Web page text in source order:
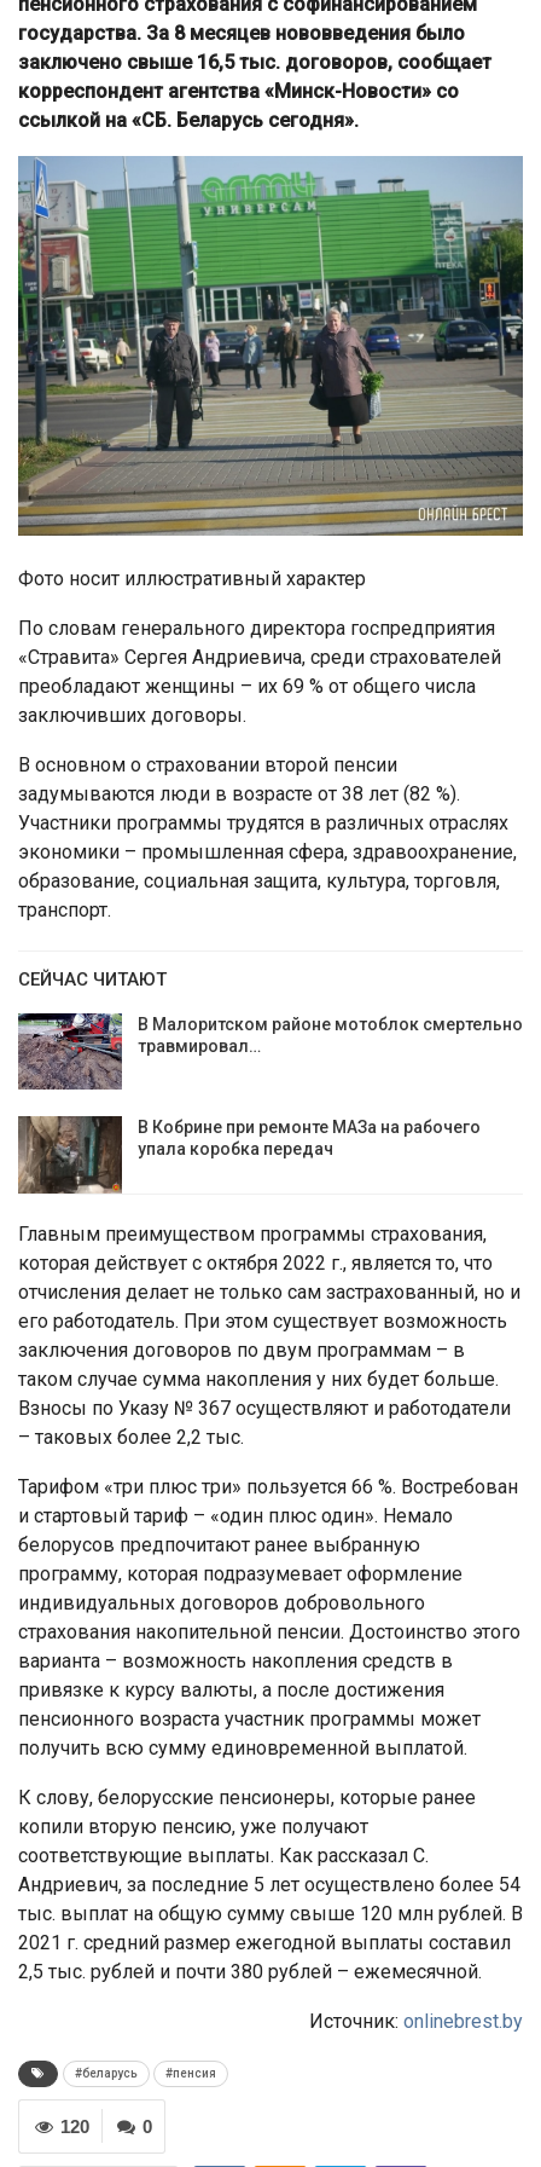
государства. За 8 месяцев нововведения было
заключено свыше 16,5 тыс. договоров, сообщает
корреспондент агентства «Минск-Новости» со
ссылкой на «СБ. Беларусь сегодня».
Фото носит иллюстративный характер
По словам генерального директора госпредприятия
«Стравита» Сергея Андриевича, среди страхователей
преобладают женщины – их 69 % от общего числа
заключивших договоры.
В основном о страховании второй пенсии
задумываются люди в возрасте от 38 лет (82 %).
Участники программы трудятся в различных отраслях
экономики – промышленная сфера, здравоохранение,
образование, социальная защита, культура, торговля,
транспорт.
СЕЙЧАС ЧИТАЮТ
В Малоритском районе мотоблок смертельно
травмировал…
В Кобрине при ремонте МАЗа на рабочего
упала коробка передач
Главным преимуществом программы страхования,
которая действует с октября 2022 г., является то, что
отчисления делает не только сам застрахованный, но и
его работодатель. При этом существует возможность
заключения договоров по двум программам – в
таком случае сумма накопления у них будет больше.
Взносы по Указу № 367 осуществляют и работодатели
– таковых более 2,2 тыс.
Тарифом «три плюс три» пользуется 66 %. Востребован
и стартовый тариф – «один плюс один». Немало
белорусов предпочитают ранее выбранную
программу, которая подразумевает оформление
индивидуальных договоров добровольного
страхования накопительной пенсии. Достоинство этого
варианта – возможность накопления средств в
привязке к курсу валюты, а после достижения
пенсионного возраста участник программы может
получить всю сумму единовременной выплатой.
К слову, белорусские пенсионеры, которые ранее
копили вторую пенсию, уже получают
соответствующие выплаты. Как рассказал С.
Андриевич, за последние 5 лет осуществлено более 54
тыс. выплат на общую сумму свыше 120 млн рублей. В
2021 г. средний размер ежегодной выплаты составил
2,5 тыс. рублей и почти 380 рублей – ежемесячной.
Источник: onlinebrest.by
#беларусь #пенсия
0
120